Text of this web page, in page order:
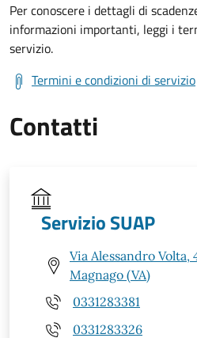
Per conoscere i dettagli di
informazioni importanti, leggi i
servizio.
Termini e condizioni di servizio
Contatti
Servizio SUAP
Via Alessandro Volta,
Magnago (VA)
0331283381
0331283326